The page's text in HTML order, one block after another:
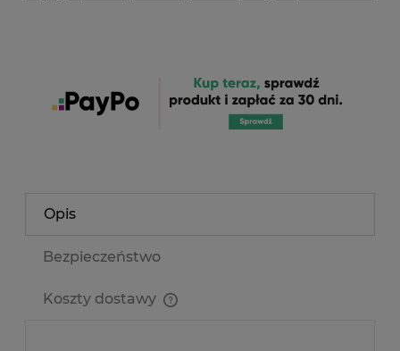
Opis
Bezpieczeństwo
Koszty dostawy